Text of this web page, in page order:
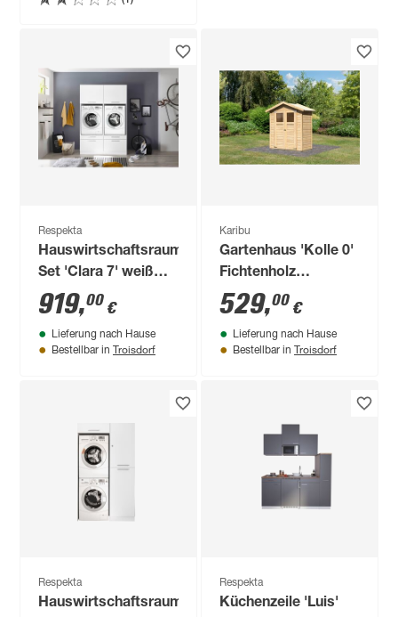
Respekta
Hauswirtschaftsraum-
Set 'Clara 7' weiß
matt 134,8 x 200 x
67,6 cm
919,00 €
Lieferung nach Hause
Bestellbar in Troisdorf
Karibu
Gartenhaus 'Kolle 0'
Fichtenholz
naturbelassen ECO
standard 180 x 93 x
222 cm
529,00 €
Lieferung nach Hause
Bestellbar in Troisdorf
Respekta
Hauswirtschaftsraum-
Respekta
Küchenzeile 'Luis'